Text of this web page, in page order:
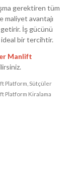
gerektiren tüm
maliyet avantajı
İş gücünü
bir tercihtir.
Manlift
Platform Sütçüler
Platform Kiralama